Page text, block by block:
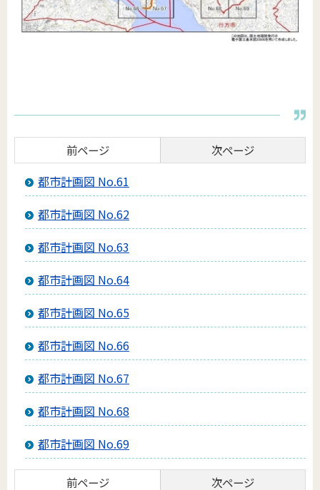
前ページ 次ページ
都市計画図 No.61
都市計画図 No.62
都市計画図 No.63
都市計画図 No.64
都市計画図 No.65
都市計画図 No.66
都市計画図 No.67
都市計画図 No.68
都市計画図 No.69
前ページ 次ページ